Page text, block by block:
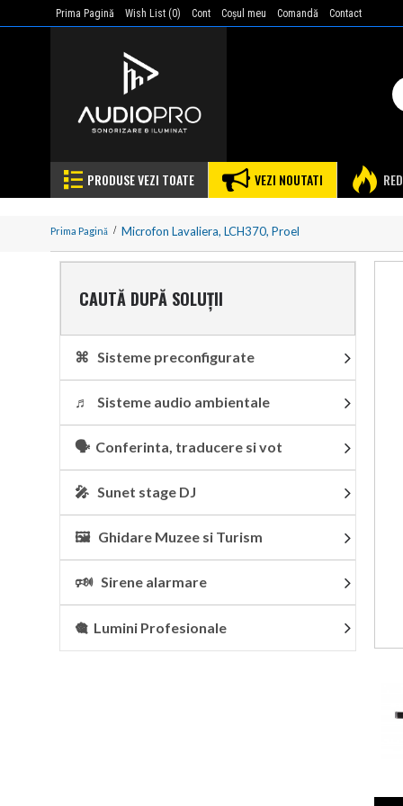
Prima Pagină Wish List (0) Cont Coşul meu Comandă Contact
PRODUSE VEZI TOATE VEZI NOUTATI
Prima Pagină Microfon Lavaliera, LCH370, Proel
CAUTĂ DUPĂ SOLUȚII
⌘ Sisteme preconfigurate
♬ Sisteme audio ambientale
🗣 Conferinta, traducere si vot
🎤 Sunet stage DJ
🖼 Ghidare Muzee si Turism
🕬 Sirene alarmare
🎕 Lumini Profesionale